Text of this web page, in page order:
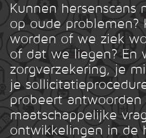
Kunnen
op oude problemen?
worden of we ziek
of dat we liegen?
zorgverzekering, je
je
probeert
maatschappelijke
ontwikkelingen in de